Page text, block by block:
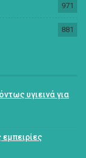
971
881
υγιεινά για